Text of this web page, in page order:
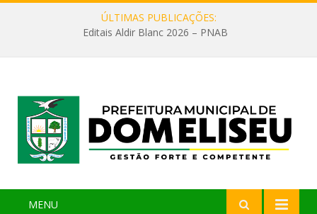
ÚLTIMAS PUBLICAÇÕES:
Editais Aldir Blanc 2026 – PNAB
MENU